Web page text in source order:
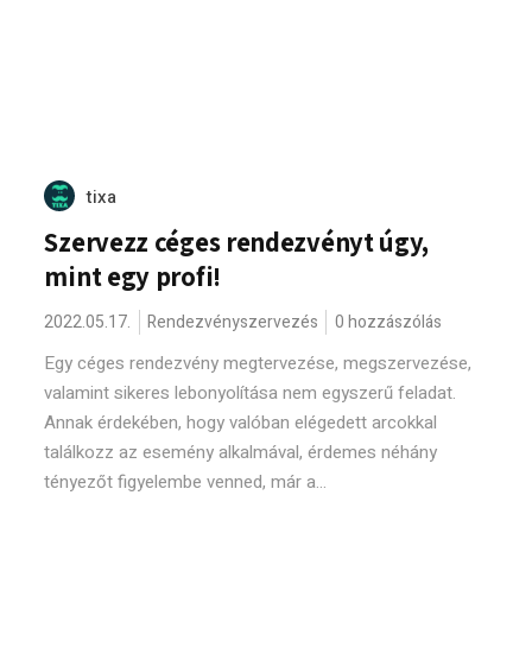
tixa
Szervezz céges rendezvényt úgy,
mint egy profi!
2022.05.17. Rendezvényszervezés 0 hozzászólás
Egy céges rendezvény megtervezése, megszervezése,
valamint sikeres lebonyolítása nem egyszerű feladat.
Annak érdekében, hogy valóban elégedett arcokkal
találkozz az esemény alkalmával, érdemes néhány
tényezőt figyelembe venned, már a...